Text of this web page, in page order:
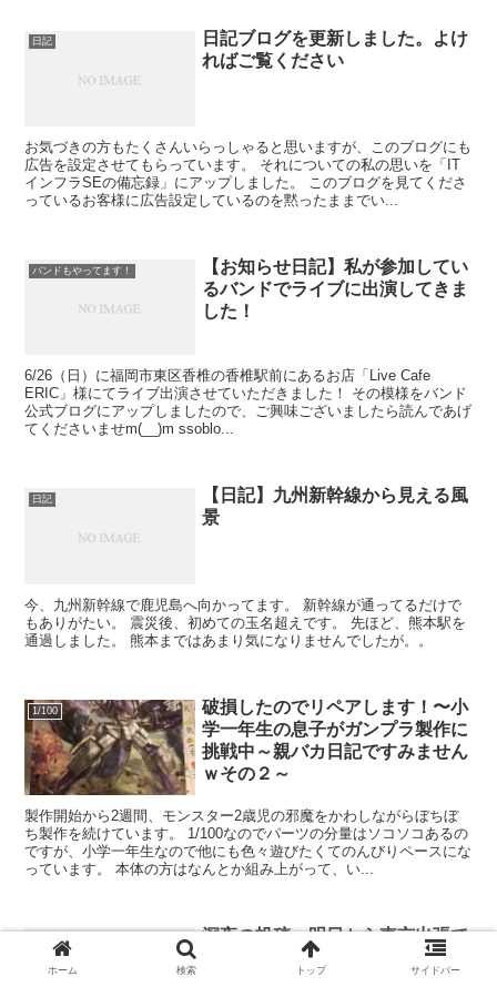
日記
日記ブログを更新しました。よけ
ればご覧ください
お気づきの方もたくさんいらっしゃると思いますが、このブログにも
広告を設定させてもらっています。 それについての私の思いを「IT
インフラSEの備忘録」にアップしました。 このブログを見てくださ
っているお客様に広告設定しているのを黙ったままでい...
バンドもやってます！
【お知らせ日記】私が参加してい
るバンドでライブに出演してきま
した！
6/26（日）に福岡市東区香椎の香椎駅前にあるお店「Live Cafe
ERIC」様にてライブ出演させていただきました！ その模様をバンド
公式ブログにアップしましたので、ご興味ございましたら読んであげ
てくださいませm(__)m ssoblo...
日記
【日記】九州新幹線から見える風
景
今、九州新幹線で鹿児島へ向かってます。 新幹線が通ってるだけで
もありがたい。 震災後、初めての玉名超えです。 先ほど、熊本駅を
通過しました。 熊本まではあまり気になりませんでしたが。。
1/100
破損したのでリペアします！〜小
学一年生の息子がガンプラ製作に
挑戦中～親バカ日記ですみません
ｗその２～
製作開始から2週間、モンスター2歳児の邪魔をかわしながらぼちぼ
ち製作を続けています。 1/100なのでパーツの分量はソコソコあるの
ですが、小学一年生なので他にも色々遊びたくてのんびりペースにな
っています。 本体の方はなんとか組み上がって、い...
深夜の投稿。明日から東京出張で
ホーム 検索 トップ サイドバー